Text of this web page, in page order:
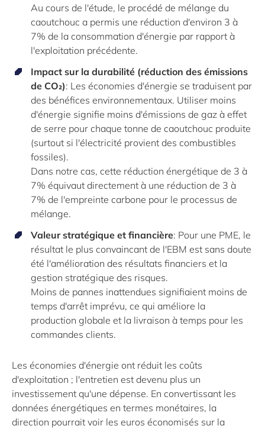
Au cours de l'étude, le procédé de mélange du
caoutchouc a permis une réduction d'environ 3 à
7% de la consommation d'énergie par rapport à
l'exploitation précédente.
Impact sur la durabilité (réduction des émissions
de CO₂): Les économies d'énergie se traduisent par
des bénéfices environnementaux. Utiliser moins
d'énergie signifie moins d'émissions de gaz à effet
de serre pour chaque tonne de caoutchouc produite
(surtout si l'électricité provient des combustibles
fossiles).
Dans notre cas, cette réduction énergétique de 3 à
7% équivaut directement à une réduction de 3 à
7% de l'empreinte carbone pour le processus de
mélange.
Valeur stratégique et financière: Pour une PME, le
résultat le plus convaincant de l'EBM est sans doute
été l'amélioration des résultats financiers et la
gestion stratégique des risques.
Moins de pannes inattendues signifiaient moins de
temps d'arrêt imprévu, ce qui améliore la
production globale et la livraison à temps pour les
commandes clients.
Les économies d'énergie ont réduit les coûts
d'exploitation ; l'entretien est devenu plus un
investissement qu'une dépense. En convertissant les
données énergétiques en termes monétaires, la
direction pourrait voir les euros économisés sur la